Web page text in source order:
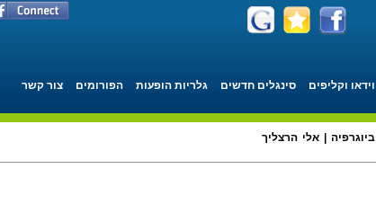
וידאו וקליפים סינגלים חדשים גלריות הופעות הפורומים צור קשר
ביוגרפיה | אלי הרצליך